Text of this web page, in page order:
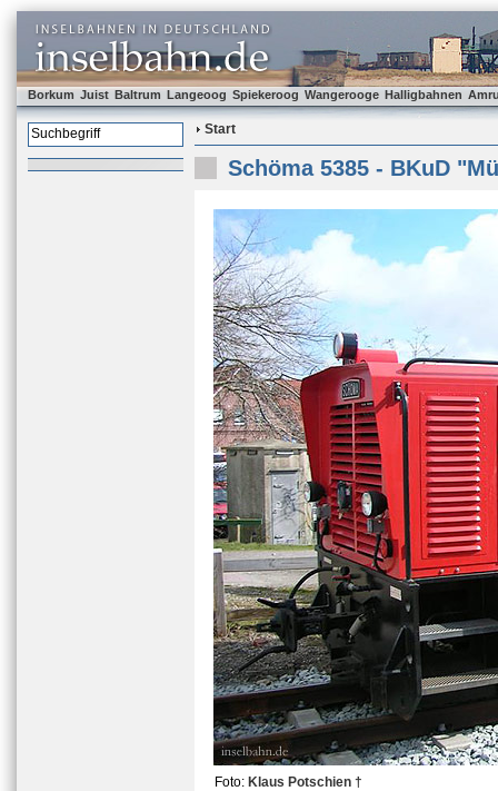
Borkum Juist Baltrum Langeoog Spiekeroog Wangerooge Halligbahnen
Start
Schöma 5385 - BKuD
Foto: Klaus Potschien †